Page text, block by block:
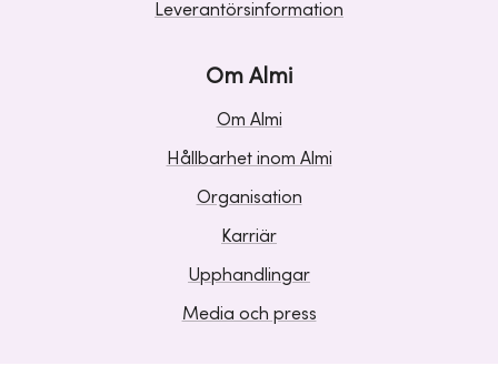
Leverantörsinformation
Om Almi
Om Almi
Hållbarhet inom Almi
Organisation
Karriär
Upphandlingar
Media och press